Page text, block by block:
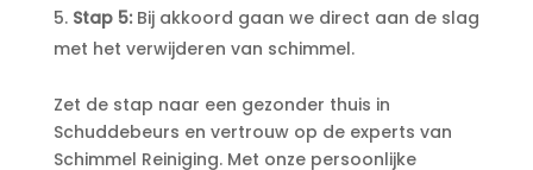
Stap 5:Bij akkoord gaan we direct aan de slag
met het verwijderen van schimmel.​
Zet de stap naar een gezonder thuis in
Schuddebeurs en vertrouw op de experts van
Schimmel Reiniging.​ Met onze persoonlijke